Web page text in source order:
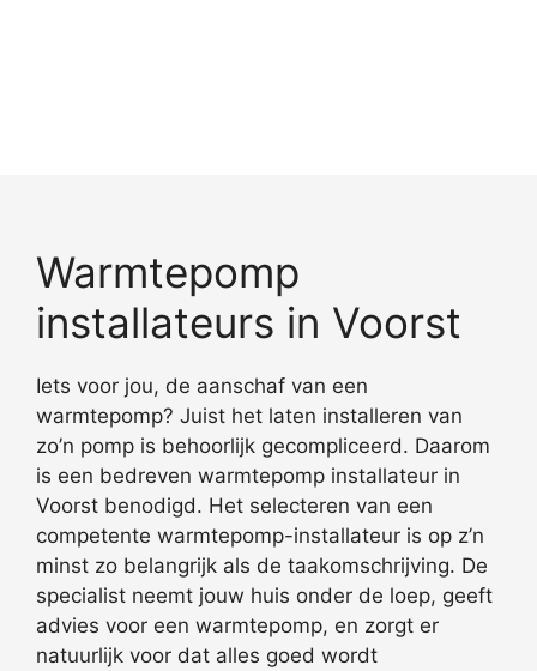
Warmtepomp
installateurs in Voorst
Iets voor jou, de aanschaf van een
warmtepomp? Juist het laten installeren van
zo’n pomp is behoorlijk gecompliceerd. Daarom
is een bedreven warmtepomp installateur in
Voorst benodigd. Het selecteren van een
competente warmtepomp-installateur is op z’n
minst zo belangrijk als de taakomschrijving. De
specialist neemt jouw huis onder de loep, geeft
advies voor een warmtepomp, en zorgt er
natuurlijk voor dat alles goed wordt